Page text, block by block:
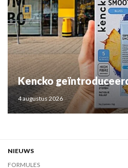
Kencko
4 augustus 2026
NIEUWS
FORMULES